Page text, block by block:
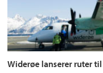
Widerøe lanserer ruter